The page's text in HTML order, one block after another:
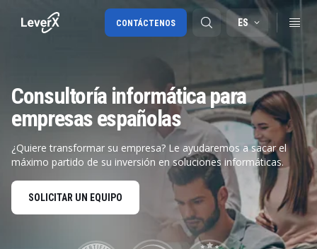
Migración a SAP S/4HANA
RISE with SAP
SAP Ariba
Cadena de Suministro Digital
ES
CONTÁCTENOS
Consultoría informática para
empresas españolas
¿Quiere transformar su empresa? Le ayudaremos a sacar el
máximo partido de su inversión en soluciones informáticas.
SOLICITAR UN EQUIPO